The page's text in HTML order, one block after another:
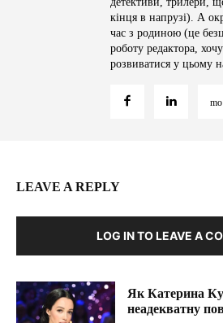
кінця в напрузі). А
час з родиною (це
роботу редактора,
розвиватися у цьому
LEAVE A REPLY
LOG IN TO LEAVE A
Як Катерина
неадекватну